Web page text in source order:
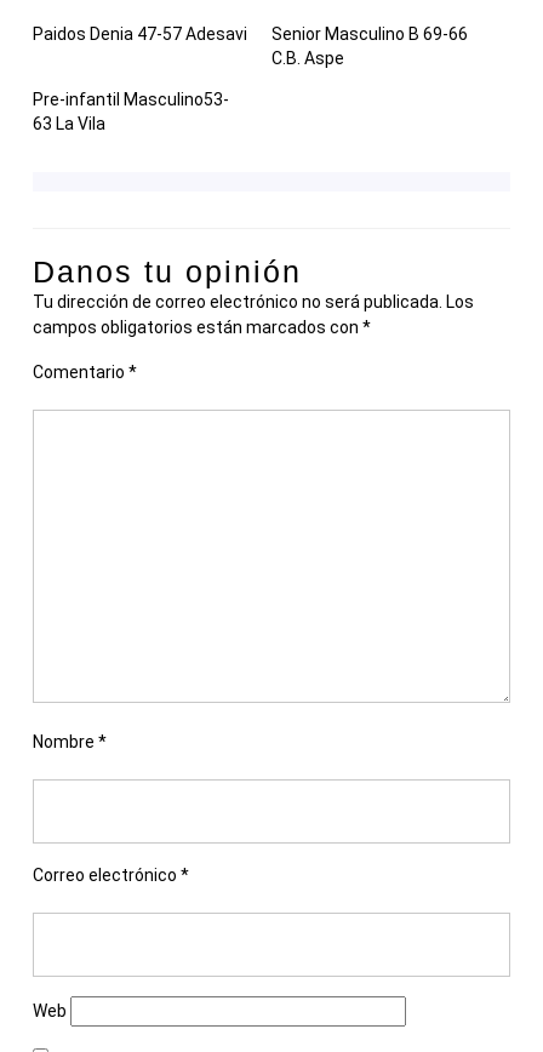
Paidos Denia 47-57 Adesavi
Senior Masculino B 69-66
C.B. Aspe
Pre-infantil Masculino53-
63 La Vila
Danos tu opinión
Tu dirección de correo electrónico no será publicada. Los
campos obligatorios están marcados con *
Comentario *
Nombre *
Correo electrónico *
Web